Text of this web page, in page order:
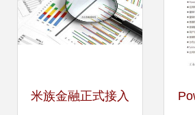
米族金融正式接入